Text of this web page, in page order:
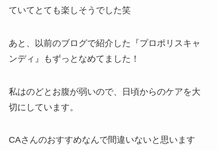
ていてとても楽しそうでした笑
あと、以前のブログで紹介した 『プロポリスキャ
ンディ』
もずっとなめてました！
私はのどとお腹が弱いので、日頃からのケアを大
切にしています。
CAさんのおすすめなんで間違いないと思います